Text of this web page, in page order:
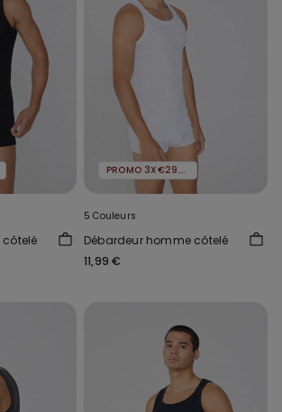
côtelé
PROMO 3X€29.99
5 Couleurs
Débardeur homme côtelé
11,99 €